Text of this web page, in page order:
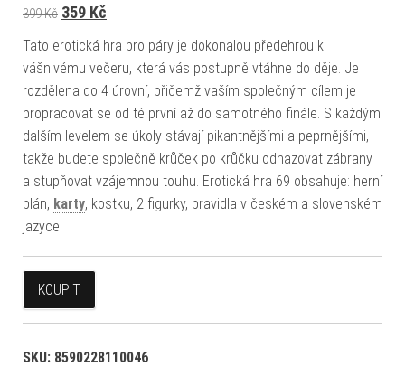
399Kč Původní cena byla: 399 Kč.
359 Kč
Tato erotická hra pro páry je dokonalou předehrou k
vášnivému večeru, která vás postupně vtáhne do děje. Je
rozdělena do 4 úrovní, přičemž vaším společným cílem je
propracovat se od té první až do samotného finále. S každým
dalším levelem se úkoly stávají pikantnějšími a peprnějšími,
takže budete společně krůček po krůčku odhazovat zábrany
a stupňovat vzájemnou touhu. Erotická hra 69 obsahuje: herní
plán, karty, kostku, 2 figurky, pravidla v českém a slovenském
jazyce.
KOUPIT
SKU: 8590228110046